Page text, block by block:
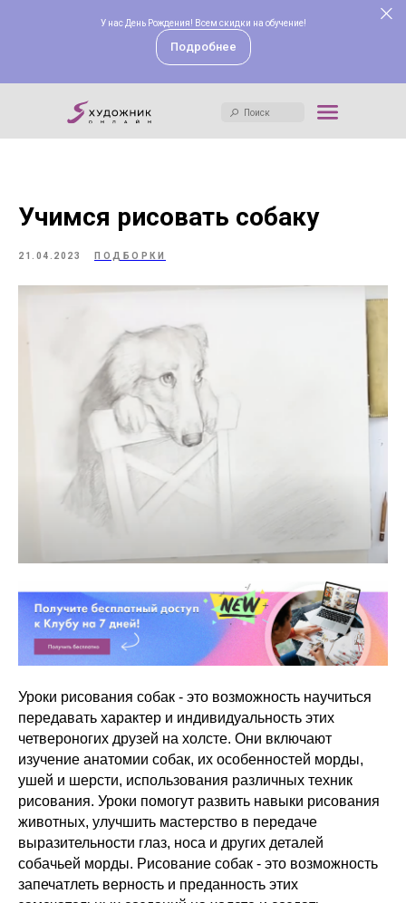
У нас День Рождения! Всем скидки на обучение!
Подробнее
Поиск
Поиск
Учимся рисовать собаку
21.04.2023 ПОДБОРКИ
Уроки рисования собак - это возможность научиться
передавать характер и индивидуальность этих
четвероногих друзей на холсте. Они включают
изучение анатомии собак, их особенностей морды,
ушей и шерсти, использования различных техник
рисования. Уроки помогут развить навыки рисования
животных, улучшить мастерство в передаче
выразительности глаз, носа и других деталей
собачьей морды. Рисование собак - это возможность
запечатлеть верность и преданность этих